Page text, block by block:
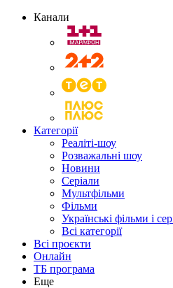
Канали
Категорії
Реаліті-шоу
Розважальні шоу
Новини
Серіали
Мультфільми
Фільми
Українські фільми і
Всі категорії
Всі проєкти
Онлайн
ТБ програма
Еще